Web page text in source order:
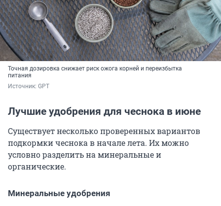
Точная дозировка снижает риск ожога корней и переизбытка
питания
Источник: GPT
Лучшие удобрения для чеснока в июне
Существует несколько проверенных вариантов
подкормки чеснока в начале лета. Их можно
условно разделить на минеральные и
органические.
Минеральные удобрения